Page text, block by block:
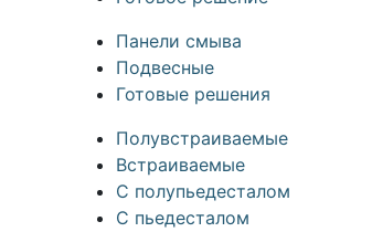
Панели смыва
Подвесные
Готовые решения
Полувстраиваемые
Встраиваемые
С полупьедесталом
С пьедесталом